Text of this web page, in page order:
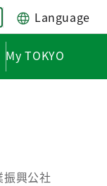
Language
My TOKYO
興公社